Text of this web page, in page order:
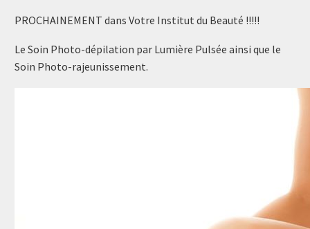
PROCHAINEMENT dans Votre Institut du Beauté !!!!!
Le Soin Photo-dépilation par Lumière Pulsée ainsi que le
Soin Photo-rajeunissement.